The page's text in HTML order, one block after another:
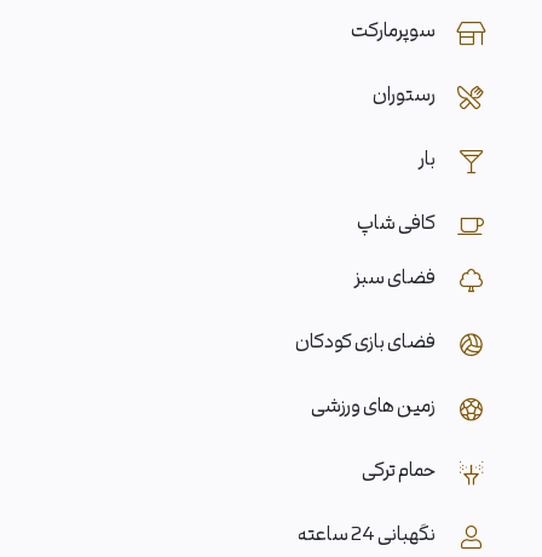
سوپرمارکت
رستوران
بار
کافی شاپ
فضای سبز
فضای بازی کودکان
زمین های ورزشی
حمام ترکی
نگهبانی 24 ساعته